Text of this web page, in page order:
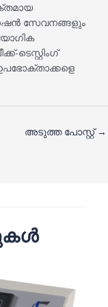
സേവനങ്ങളും
അടുത്ത പോസ്റ്റ്→